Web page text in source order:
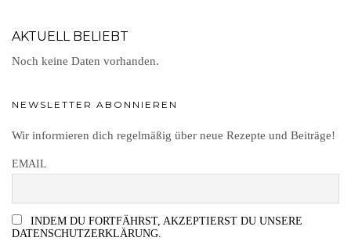
AKTUELL BELIEBT
Noch keine Daten vorhanden.
NEWSLETTER ABONNIEREN
Wir informieren dich regelmäßig über neue Rezepte und Beiträge!
EMAIL
INDEM DU FORTFÄHRST, AKZEPTIERST DU UNSERE
DATENSCHUTZERKLÄRUNG.